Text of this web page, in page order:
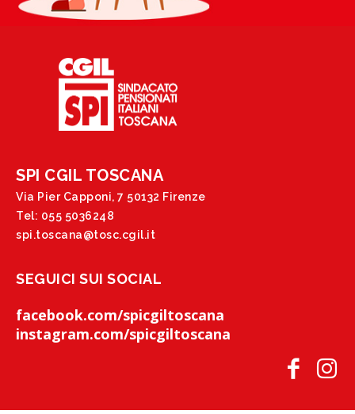
SPI CGIL TOSCANA
Via Pier Capponi, 7 50132 Firenze
Tel: 055 5036248
spi.toscana@tosc.cgil.it
SEGUICI SUI SOCIAL
facebook.com/spicgiltoscana
instagram.com/spicgiltoscana